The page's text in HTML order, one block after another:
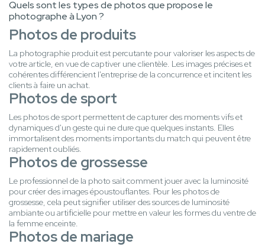
Quels sont les types de photos que propose le
photographe à Lyon ?
Photos de produits
La photographie produit est percutante pour valoriser les aspects de
votre article, en vue de captiver une clientèle. Les images précises et
cohérentes différencient l'entreprise de la concurrence et incitent les
clients à faire un achat.
Photos de sport
Les photos de sport permettent de capturer des moments vifs et
dynamiques d'un geste qui ne dure que quelques instants. Elles
immortalisent des moments importants du match qui peuvent être
rapidement oubliés.
Photos de grossesse
Le professionnel de la photo sait comment jouer avec la luminosité
pour créer des images époustouflantes. Pour les photos de
grossesse, cela peut signifier utiliser des sources de luminosité
ambiante ou artificielle pour mettre en valeur les formes du ventre de
la femme enceinte.
Photos de mariage